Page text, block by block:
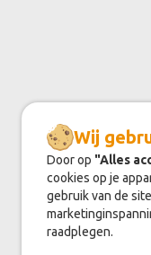
Wij
Door op "Alles
cookies op je
gebruik van de
raadplegen.